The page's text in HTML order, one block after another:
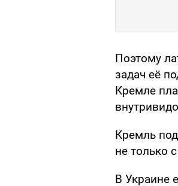
Поэтому
задач её
Кремле
Кремль
не только
В Украине